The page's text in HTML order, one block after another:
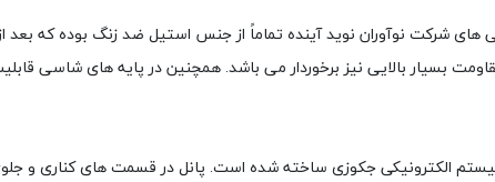
شرکت نوآوران نوید آینده تماماً از جنس استیل ضد زنگ بوده که بعد
بسیار بالایی نیز برخوردار می باشد. همچنین در پایه های شاسی
الکترونیکی جکوزی ساخته شده است. پانل در قسمت های کناری و